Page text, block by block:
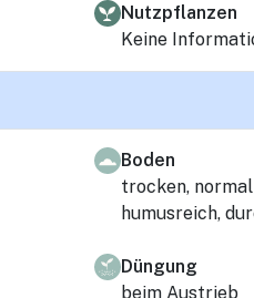
Nutzpflanzen
Keine
Boden
trocken,
humusreich,
Düngung
beim Austrieb